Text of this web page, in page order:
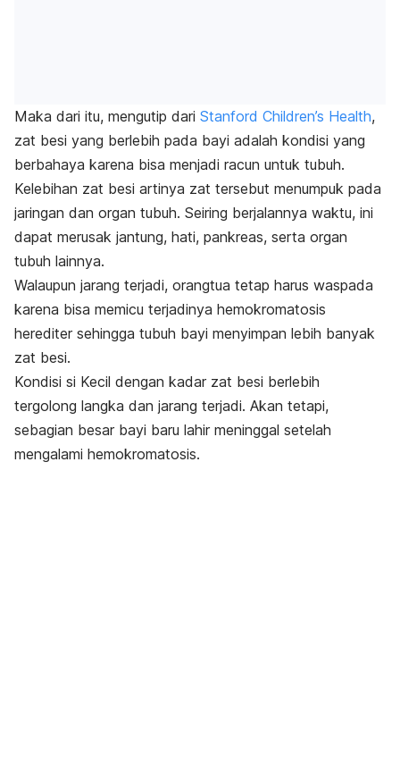
Maka dari itu, mengutip dari Stanford Children’s Health,
zat besi yang berlebih pada bayi adalah kondisi yang
berbahaya karena bisa menjadi racun untuk tubuh.
Kelebihan zat besi artinya zat tersebut menumpuk pada
jaringan dan organ tubuh. Seiring berjalannya waktu, ini
dapat merusak jantung, hati, pankreas, serta organ
tubuh lainnya.
Walaupun jarang terjadi, orangtua tetap harus waspada
karena bisa memicu terjadinya hemokromatosis
herediter sehingga tubuh bayi menyimpan lebih banyak
zat besi.
Kondisi si Kecil dengan kadar zat besi berlebih
tergolong langka dan jarang terjadi. Akan tetapi,
sebagian besar bayi baru lahir meninggal setelah
mengalami hemokromatosis.